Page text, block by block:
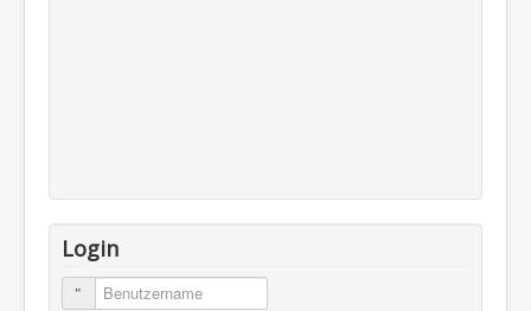
Login
Benutzername